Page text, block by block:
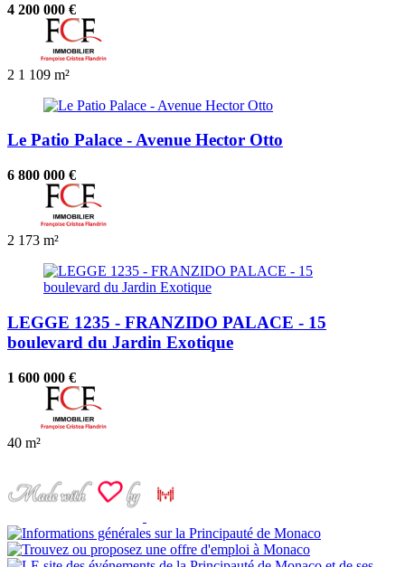
4 200 000 €
2 1 109 m²
Le Patio Palace - Avenue Hector Otto
6 800 000 €
2 173 m²
LEGGE 1235 - FRANZIDO PALACE - 15
boulevard du Jardin Exotique
1 600 000 €
40 m²